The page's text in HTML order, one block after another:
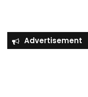
Advertisement